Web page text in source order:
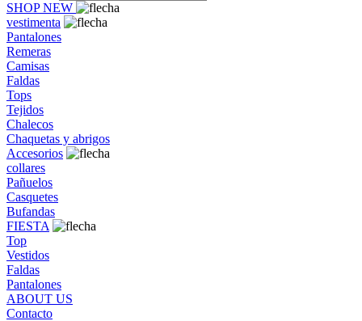
SHOP NEW
vestimenta
Pantalones
Remeras
Camisas
Faldas
Tops
Tejidos
Chalecos
Chaquetas y abrigos
Accesorios
collares
Pañuelos
Casquetes
Bufandas
FIESTA
Top
Vestidos
Faldas
Pantalones
ABOUT US
Contacto